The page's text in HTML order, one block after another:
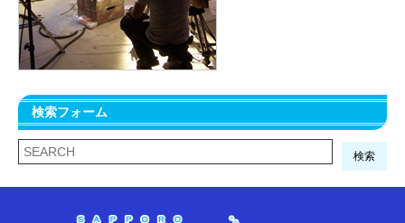
検索フォーム
検索